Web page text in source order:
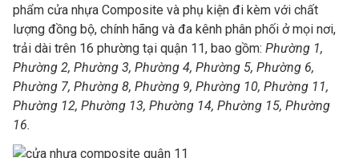
phẩm cửa nhựa Composite và phụ kiện đi kèm với chất
lượng đồng bộ, chính hãng và đa kênh phân phối ở mọi nơi,
trải dài trên 16 phường tại quận 11, bao gồm: Phường 1,
Phường 2, Phường 3, Phường 4, Phường 5, Phường 6,
Phường 7, Phường 8, Phường 9, Phường 10, Phường 11,
Phường 12, Phường 13, Phường 14, Phường 15, Phường
16.